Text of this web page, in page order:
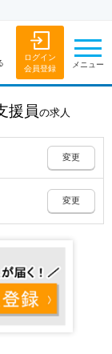
ログイン
会員登録
メニュー
援員の求人
変更
変更